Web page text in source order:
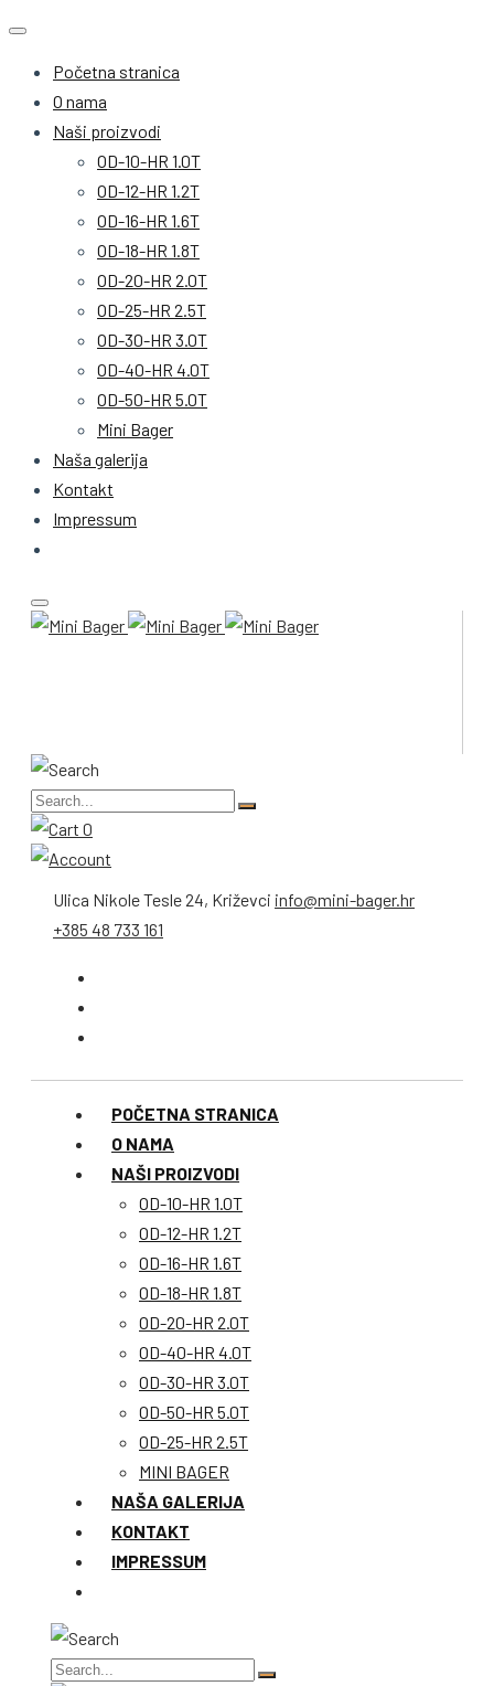
Početna stranica
O nama
Naši proizvodi
OD-10-HR 1.0T
OD-12-HR 1.2T
OD-16-HR 1.6T
OD-18-HR 1.8T
OD-20-HR 2.0T
OD-25-HR 2.5T
OD-30-HR 3.0T
OD-40-HR 4.0T
OD-50-HR 5.0T
Mini Bager
Naša galerija
Kontakt
Impressum
0
Ulica Nikole Tesle 24, Križevci info@mini-bager.hr
+385 48 733 161
POČETNA STRANICA
O NAMA
NAŠI PROIZVODI
OD-10-HR 1.0T
OD-12-HR 1.2T
OD-16-HR 1.6T
OD-18-HR 1.8T
OD-20-HR 2.0T
OD-40-HR 4.0T
OD-30-HR 3.0T
OD-50-HR 5.0T
OD-25-HR 2.5T
MINI BAGER
NAŠA GALERIJA
KONTAKT
IMPRESSUM